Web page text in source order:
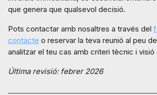
que genera que qualsevol decisió.
Pots contactar amb nosaltres a través del
contacte o reservar la teva reunió al peu
analitzar el teu cas amb criteri tècnic i
Última revisió: febrer 2026